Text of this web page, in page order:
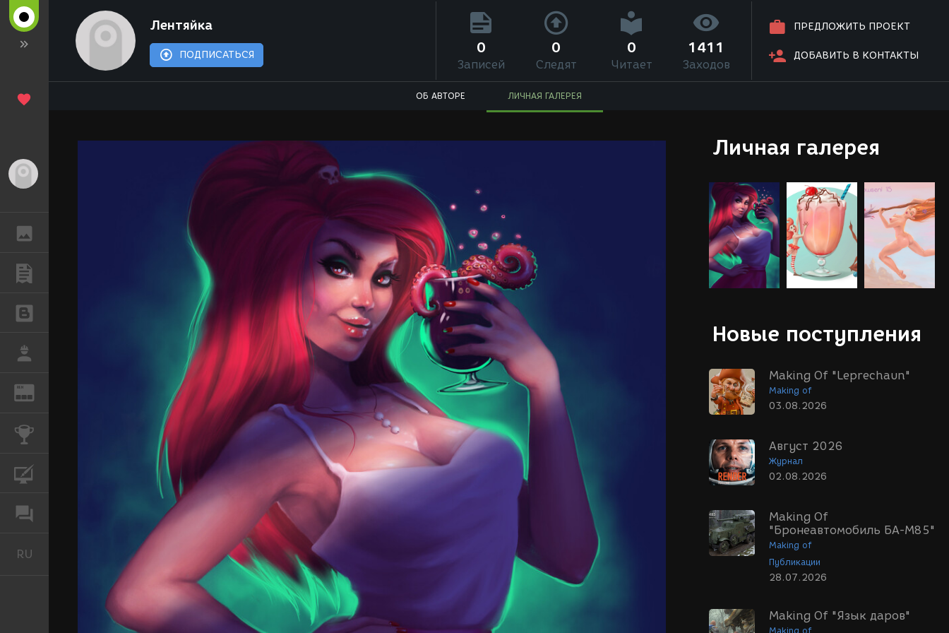
REN
RU
Лентяйка
ПОДПИСАТЬСЯ
ПРЕДЛОЖИТЬ ПРОЕКТ
ДОБАВИТЬ В КОНТАКТЫ
0
Записей
0
Следят
0
Читает
1411
Заходов
ОБ АВТОРЕ ЛИЧНАЯ ГАЛЕРЕЯ
Личная галерея
Новые поступления
Making Of "Leprechaun"
Making of
03.08.2026
Август 2026
Журнал
02.08.2026
Making Of
"Бронеавтомобиль БА-М85"
Making of
Публикации
28.07.2026
Making Of "Язык даров"
Making of